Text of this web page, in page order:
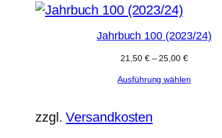
Jahrbuch 100 (2023/24)
21,50 €– 25,00 €
Ausführung wählen
zzgl.Versandkosten